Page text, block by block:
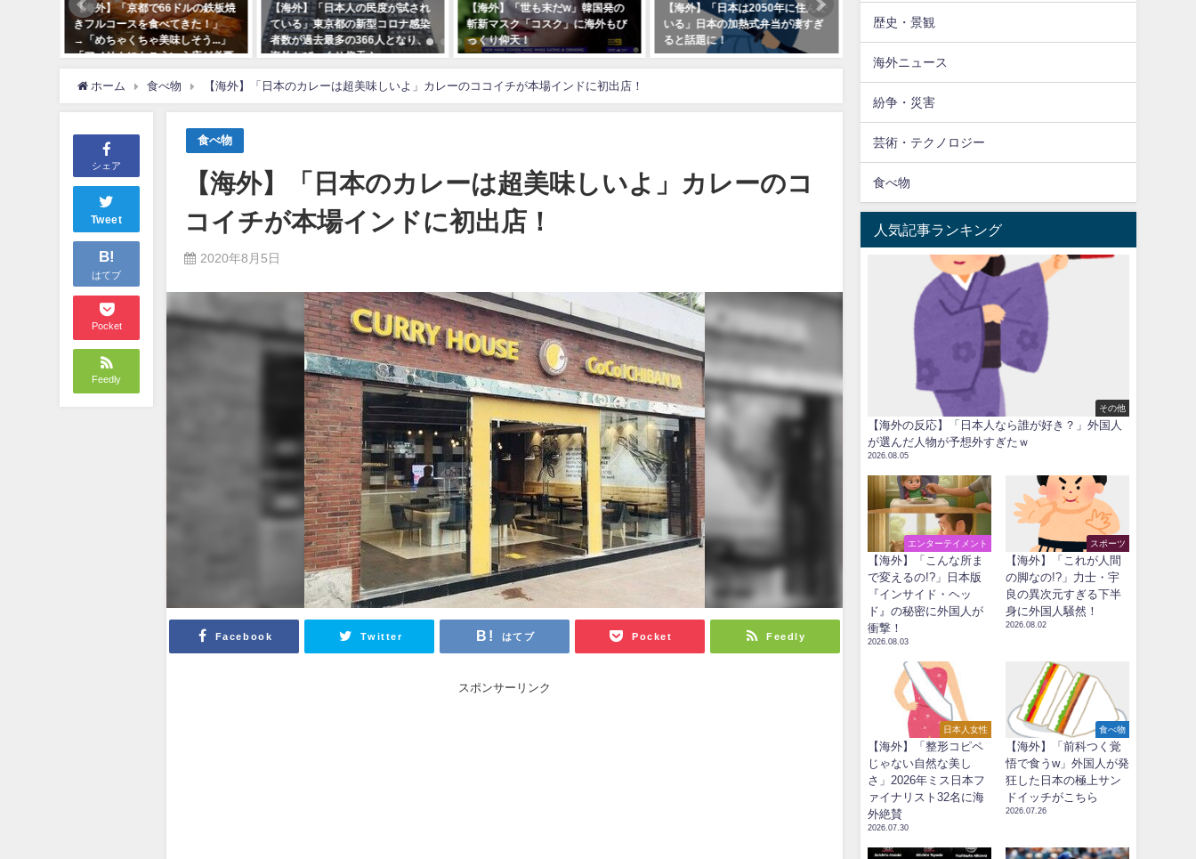
【海外】「京都で66ドルの鉄板焼
きフルコースを食べてきた！」
→「めちゃくちゃ美味しそう...」
「アメリカにもこういう店が必要
【海外】「日本人の民度が試され
ている」東京都の新型コロナ感染
者数が過去最多の366人となり、
海外もびっくり仰天！
【海外】「世も末だw」韓国発の
斬新マスク「コスク」に海外もび
っくり仰天！
【海外】「日本は2050年に住んで
いる」日本の加熱式弁当が凄すぎ
ると話題に！
アジアカップ決勝、日本が韓国を
3-0で破り連覇！
で支援に感謝を表明「欅坂
ホーム 食べ物 【海外】「日本のカレーは超美味しいよ」カレーのココイチが本場インドに初出店！
シェア
Tweet
B!
はてブ
Pocket
Feedly
食べ物
【海外】「日本のカレーは超美味しいよ」カレーのコ
コイチが本場インドに初出店！
2020年8月5日
Facebook Twitter はてブ Pocket Feedly
スポンサーリンク
歴史・景観
海外ニュース
紛争・災害
芸術・テクノロジー
食べ物
人気記事ランキング
その他
【海外の反応】「日本人なら誰が好き？」外国人
が選んだ人物が予想外すぎたｗ
2026.08.05
エンターテイメント
【海外】「こんな所ま
で変えるの!?」日本版
『インサイド・ヘッ
ド』の秘密に外国人が
衝撃！
2026.08.03
スポーツ
【海外】「これが人間
の脚なの!?」力士・宇
良の異次元すぎる下半
身に外国人騒然！
2026.08.02
日本人女性
【海外】「整形コピペ
じゃない自然な美し
さ」2026年ミス日本フ
ァイナリスト32名に海
外絶賛
2026.07.30
食べ物
【海外】「前科つく覚
悟で食うw」外国人が発
狂した日本の極上サン
ドイッチがこちら
2026.07.26